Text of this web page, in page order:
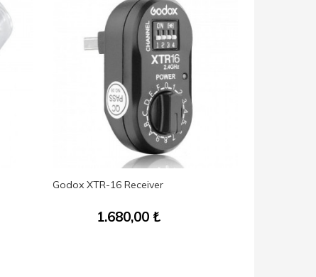
Godox XTR-16 Receiver
1.680,00 ₺